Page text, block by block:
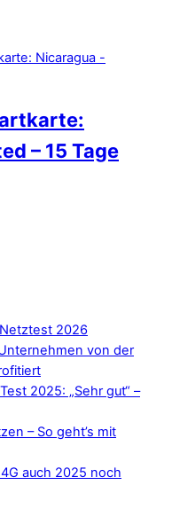
– 15 Tage
2026
von der
2025: „Sehr gut“ –
– So geht’s mit
auch 2025 noch